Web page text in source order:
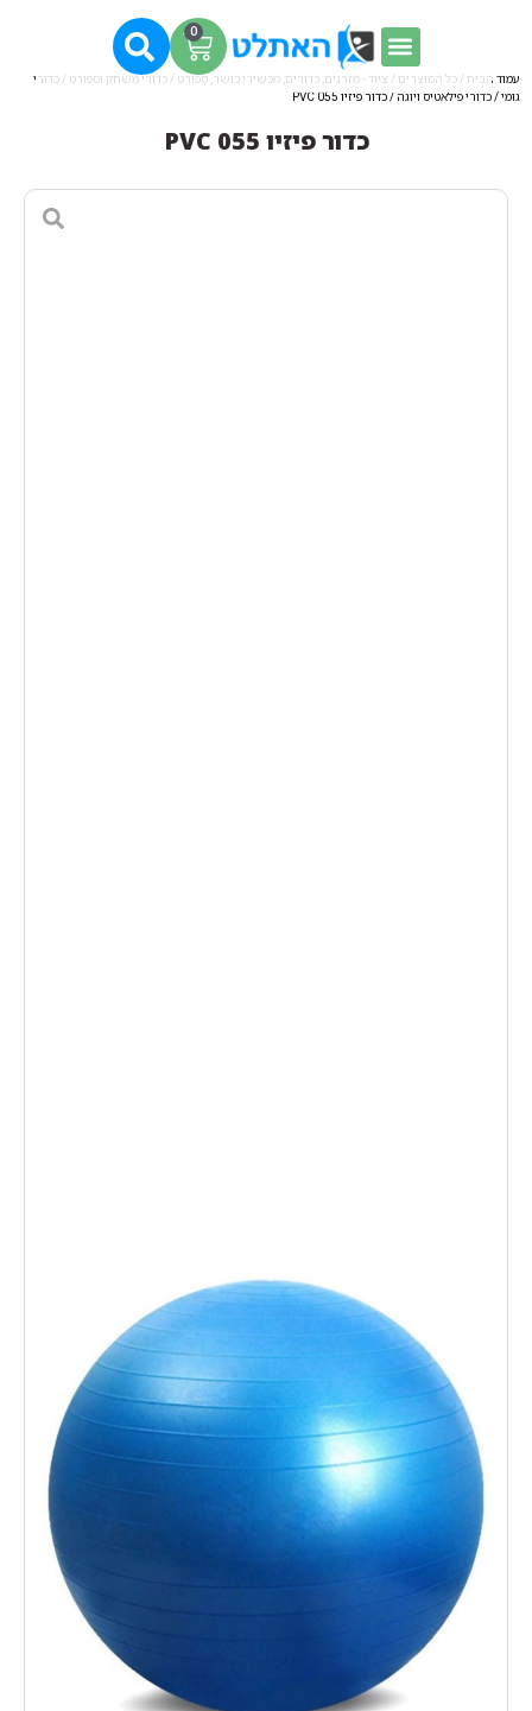
0
עמוד הבית / כל המוצרים / ציוד - מזרנים, כדורים, מכשירי כושר, ספורט / כדורי משחק וספורט / כדורי
גומי/כדורי פילאטיס ויוגה / כדור פיזיו 055 PVC
כדור פיזיו 055 PVC